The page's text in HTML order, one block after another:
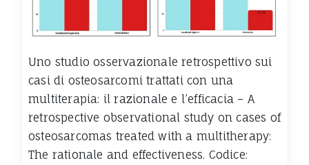
Uno studio osservazionale retrospettivo sui
casi di osteosarcomi trattati con una
multiterapia: il razionale e l’efficacia – A
retrospective observational study on cases of
osteosarcomas treated with a multitherapy:
The rationale and effectiveness. Codice: